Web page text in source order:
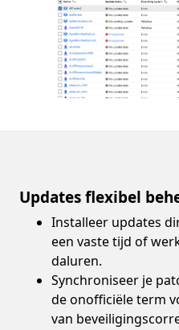
Updates flexibel
Installeer updates
een vaste tijd of
daluren.
Synchroniseer je
de onofficiële term
van